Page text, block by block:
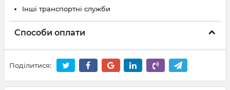
Інші транспортні служби
Способи оплати
Поділитися: